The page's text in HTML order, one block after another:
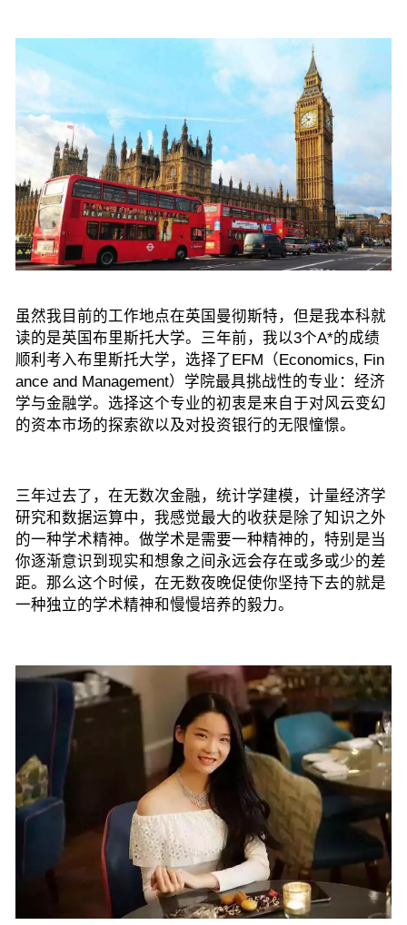
虽然我目前的工作地点在英国曼彻斯特，但是我本科就
读的是英国布里斯托大学。三年前，我以3个A*的成绩
顺利考入布里斯托大学 ，选择了EFM（Economics, Fin
ance and Management） 学院最具挑战性的专业：经济
学与金融学。选择这个专业的初衷是来自于对风云变幻
的资本市场的探索欲以及对投资银行的无限憧憬。
三年过去了，在无数次金融，统计学建模，计量经济学
研究和数据运算中，我感觉最大的收获是除了知识之外
的一种学术精神。做学术是需要一种精神的，特别是当
你逐渐意识到现实和想象之间永远会存在或多或少的差
距。那么这个时候， 在无数夜晚促使你坚持下去的就是
一种独立的学术精神和慢慢培养的毅力。